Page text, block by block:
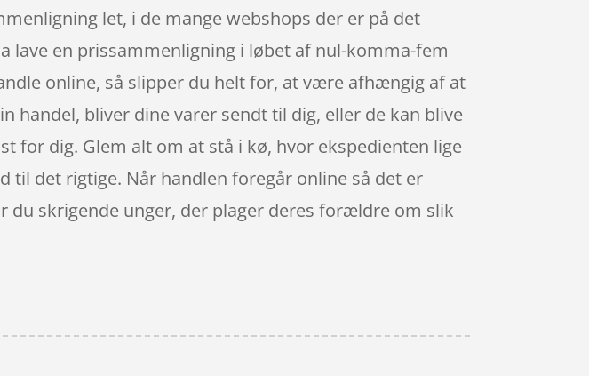
let, i de mange webshops der er på det
lave en prissammenligning i løbet af nul-komma-fem
online, så slipper du helt for, at være afhængig af at
handel, bliver dine varer sendt til dig, eller de kan blive
for dig. Glem alt om at stå i kø, hvor ekspedienten lige
til det rigtige. Når handlen foregår online så det er
skrigende unger, der plager deres forældre om slik